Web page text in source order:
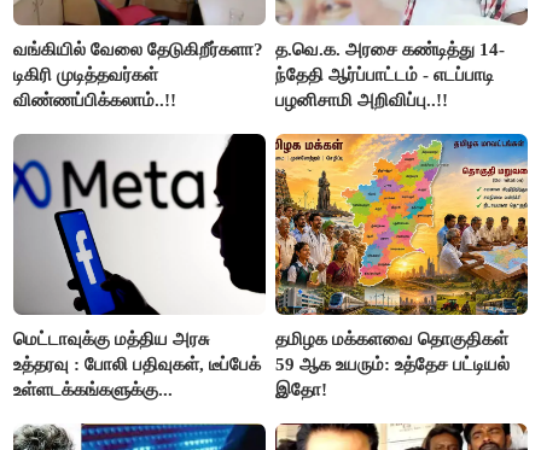
வங்கியில் வேலை தேடுகிறீர்களா?
டிகிரி முடித்தவர்கள்
விண்ணப்பிக்கலாம்..!!
த.வெ.க. அரசை கண்டித்து 14-
ந்தேதி ஆர்ப்பாட்டம் - எடப்பாடி
பழனிசாமி அறிவிப்பு..!!
மெட்டாவுக்கு மத்திய அரசு
உத்தரவு : போலி பதிவுகள், டீப்பேக்
உள்ளடக்கங்களுக்கு...
தமிழக மக்களவை தொகுதிகள்
59 ஆக உயரும்: உத்தேச பட்டியல்
இதோ!